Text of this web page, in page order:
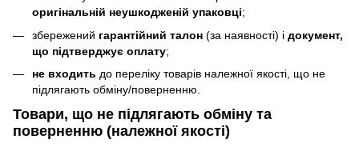
оригінальній неушкодженій упаковці;
збережений гарантійний талон (за наявності) і документ,
що підтверджує оплату;
не входить до переліку товарів належної якості, що не
підлягають обміну/поверненню.
Товари, що не підлягають обміну та
поверненню (належної якості)